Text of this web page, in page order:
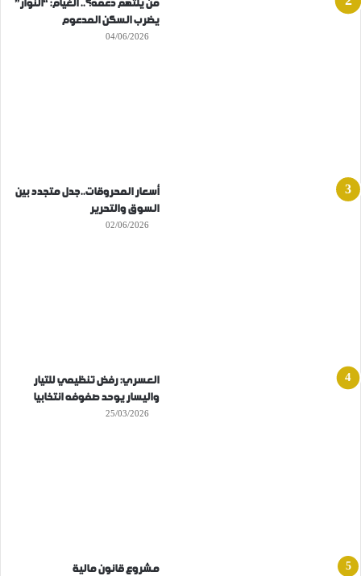
من يلتهم دعمه؟.. الغيام: “النوار”
يضرب السكن المدعوم
04/06/2026
أسعار المحروقات..جدل متجدد بين
السوق والتحرير
02/06/2026
العسري: رفض تنظيمي للتيار
واليسار يوحد صفوفه انتخابيا
25/03/2026
مشروع قانون مالية